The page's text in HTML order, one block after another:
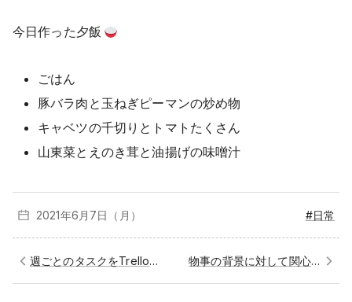
今日作った夕飯
ごはん
豚バラ肉と玉ねぎピーマンの炒め物
キャベツの千切りとトマトたくさん
山東菜とえのき茸と油揚げの味噌汁
2021年6月 7日（月） #日常
週ごとのタスクをTrelloで管理している 物事の背景に対して関心を持つようにしたい